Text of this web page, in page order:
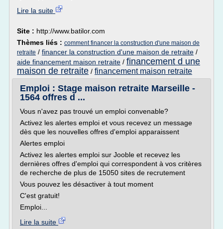
Lire la suite
Site : http://www.batilor.com
Thèmes liés : comment financer la construction d'une maison de
retraite / financer la construction d'une maison de retraite /
aide financement maison retraite / financement d une
maison de retraite / financement maison retraite
Emploi : Stage maison retraite Marseille -
1564 offres d ...
Vous n'avez pas trouvé un emploi convenable?
Activez les alertes emploi et vous recevez un message
dès que les nouvelles offres d'emploi apparaissent
Alertes emploi
Activez les alertes emploi sur Jooble et recevez les
dernières offres d'emploi qui correspondent à vos critères
de recherche de plus de 15050 sites de recrutement
Vous pouvez les désactiver à tout moment
C'est gratuit!
Emploi...
Lire la suite